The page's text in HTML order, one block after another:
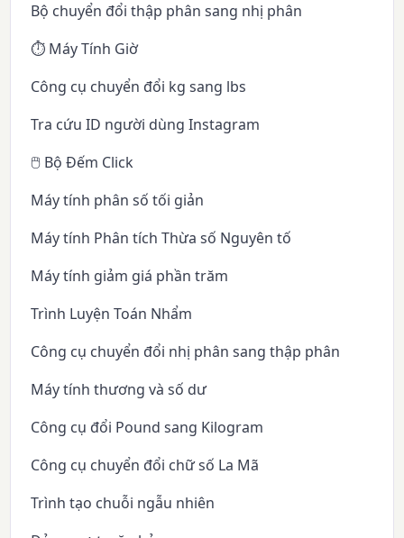
Bộ chuyển đổi thập phân sang nhị phân
⏱️ Máy Tính Giờ
Công cụ chuyển đổi kg sang lbs
Tra cứu ID người dùng Instagram
🖱️ Bộ Đếm Click
Máy tính phân số tối giản
Máy tính Phân tích Thừa số Nguyên tố
Máy tính giảm giá phần trăm
Trình Luyện Toán Nhẩm
Công cụ chuyển đổi nhị phân sang thập phân
Máy tính thương và số dư
Công cụ đổi Pound sang Kilogram
Công cụ chuyển đổi chữ số La Mã
Trình tạo chuỗi ngẫu nhiên